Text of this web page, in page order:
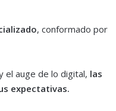
, conformado por
el auge de lo digital, las
expectativas.